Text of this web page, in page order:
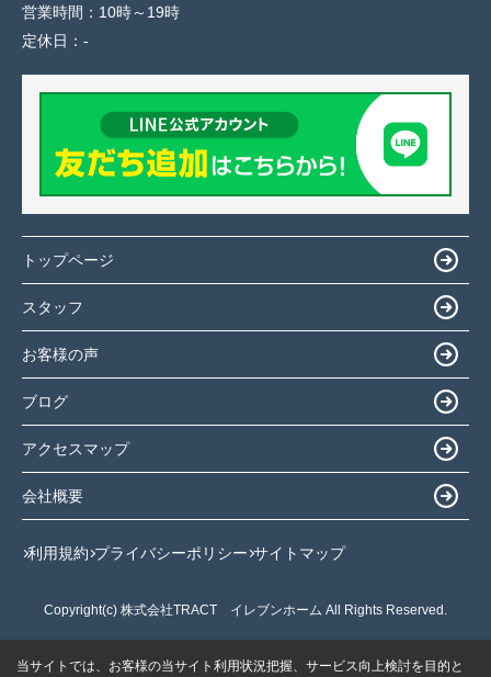
営業時間： 10時～19時
定休日： -
トップページ
スタッフ
お客様の声
ブログ
アクセスマップ
会社概要
利用規約 プライバシーポリシー サイトマップ
Copyright(c) 株式会社TRACT イレブンホーム All Rights Reserved.
当サイトでは、お客様の当サイト利用状況把握、サービス向上検討を目的と